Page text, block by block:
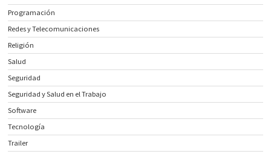
Programación
Redes y Telecomunicaciones
Religión
Salud
Seguridad
Seguridad y Salud en el Trabajo
Software
Tecnología
Trailer